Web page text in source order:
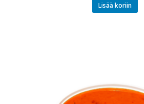
Lisää koriin